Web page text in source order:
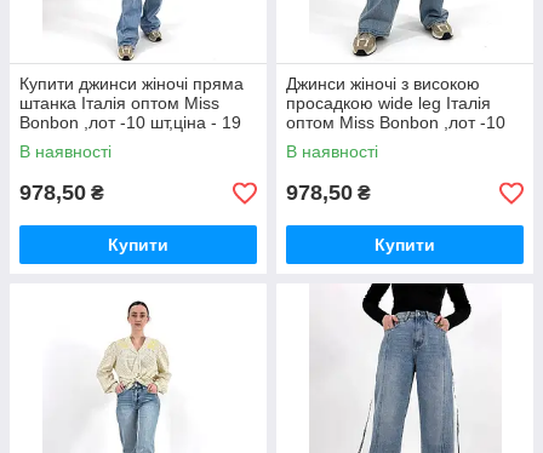
Купити джинси жіночі пряма
штанка Італія оптом Miss
Bonbon ,лот -10 шт,ціна - 19
Є за одиницю.
В наявності
978,50 ₴
Купити
Джинси жіночі з високою
просадкою wide leg Італія
оптом Miss Bonbon ,лот -10
шт,ціна - 19 Є за одиницю.
В наявності
978,50 ₴
Купити